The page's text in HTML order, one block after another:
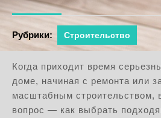
2026
Рубрики: Строительство
Когда приходит время
доме, начиная с ремонта или
масштабным строительством,
вопрос — как выбрать